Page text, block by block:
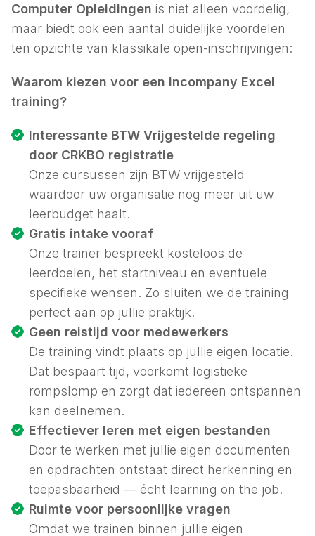
Computer Opleidingen is niet alleen voordelig,
maar biedt ook een aantal duidelijke voordelen
ten opzichte van klassikale open-inschrijvingen:
Waarom kiezen voor een incompany Excel
training?
Interessante BTW Vrijgestelde regeling
door CRKBO registratie
Onze cursussen zijn BTW vrijgesteld
waardoor uw organisatie nog meer uit uw
leerbudget haalt.
Gratis intake vooraf
Onze trainer bespreekt kosteloos de
leerdoelen, het startniveau en eventuele
specifieke wensen. Zo sluiten we de training
perfect aan op jullie praktijk.
Geen reistijd voor medewerkers
De training vindt plaats op jullie eigen locatie.
Dat bespaart tijd, voorkomt logistieke
rompslomp en zorgt dat iedereen ontspannen
kan deelnemen.
Effectiever leren met eigen bestanden
Door te werken met jullie eigen documenten
en opdrachten ontstaat direct herkenning en
toepasbaarheid — écht learning on the job.
Ruimte voor persoonlijke vragen
Omdat we trainen binnen jullie eigen